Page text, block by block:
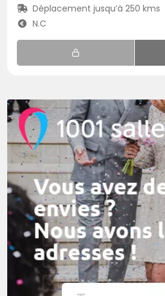
Déplacement jusqu’à 250 kms
N.C